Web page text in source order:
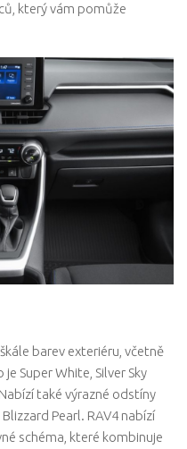
který vám pomůže
barev exteriéru, včetně
Super White, Silver Sky
také výrazné odstíny
Pearl. RAV4 nabízí
schéma, které kombinuje